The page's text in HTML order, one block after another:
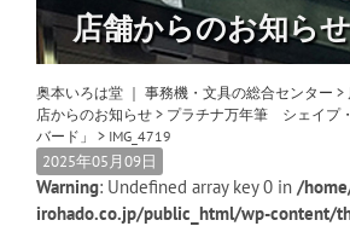
店舗からのお知らせ
奥本いろは堂 ｜ 事務機・文具の総合センター >
店からのお知らせ > プラチナ万年筆 シェイプ
バード」
> IMG_4719
2025年05月09日
Warning: Undefined array key 0 in /
irohado.co.jp/public_html/wp-content/